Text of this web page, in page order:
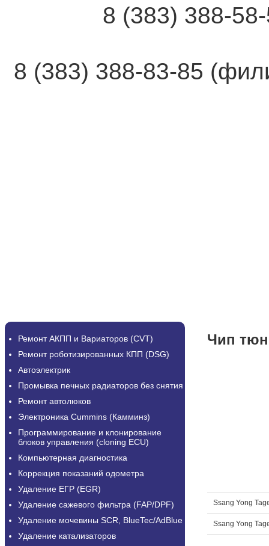
8 (383) 388-
8 (383) 388-83-85
Ремонт АКПП и Вариаторов (CVT)
Ремонт роботизированных КПП (DSG)
Автоэлектрик
Промывка печных радиаторов без снятия
Ремонт автолюков
Электроника Cummins (Камминз)
Программирование и клонирование
блоков управления (cloning ECU)
Компьютерная диагностика
Коррекция показаний одометра
Удаление ЕГР (EGR)
Удаление сажевого фильтра (FAP/DPF)
Удаление мочевины SCR, BlueTec/AdBlue
Удаление катализаторов
Чип
Ssang Yong
Ssang Yong